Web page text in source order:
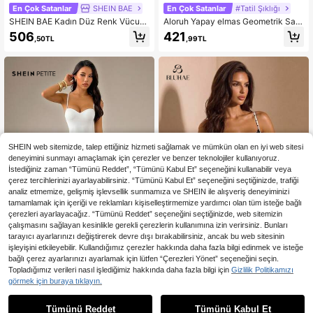
En Çok Satanlar SHEIN BAE
SHEIN BAE Kadın Düz Renk Vücud
a Oturan Çok Amaçlı Günlük Askılı
Bluz
506 ,50TL
8
En Çok Satanlar SHEIN PETITE
SHEIN PETITE Siyah Seksi Vintage
587,16TL
En Çok Satanlar #Tatil Şıklığı
Aloruh Yapay elmas Geometrik Sad
e Her Yerde Baskı Gündelik Kadın B
odysuits
421 ,99TL
En Çok Satanlar Bluhae
376,99TL
SHEIN web sitemizde, talep ettiğiniz hizmeti sağlamak ve mümkün olan en iyi web sitesi
deneyimini sunmayı amaçlamak için çerezler ve benzer teknolojiler kullanıyoruz.
İstediğiniz zaman “Tümünü Reddet”, “Tümünü Kabul Et” seçeneğini kullanabilir veya
çerez tercihlerinizi ayarlayabilirsiniz. “Tümünü Kabul Et” seçeneğini seçtiğinizde, trafiği
analiz etmemize, gelişmiş işlevsellik sunmamıza ve SHEIN ile alışveriş deneyiminizi
tamamlamak için içeriği ve reklamları kişiselleştirmemize yardımcı olan tüm isteğe bağlı
çerezleri ayarlayacağız. “Tümünü Reddet” seçeneğini seçtiğinizde, web sitemizin
çalışmasını sağlayan kesinlikle gerekli çerezlerin kullanımına izin verirsiniz. Bunları
tarayıcı ayarlarınızı değiştirerek devre dışı bırakabilirsiniz, ancak bu web sitesinin
işleyişini etkileyebilir. Kullandığımız çerezler hakkında daha fazla bilgi edinmek ve isteğe
bağlı çerez ayarlarınızı ayarlamak için lütfen “Çerezleri Yönet” seçeneğini seçin.
Topladığımız verileri nasıl işlediğimiz hakkında daha fazla bilgi için Gizlilik Politikamızı
görmek için buraya tıklayın.
Tümünü Reddet Tümünü Kabul Et